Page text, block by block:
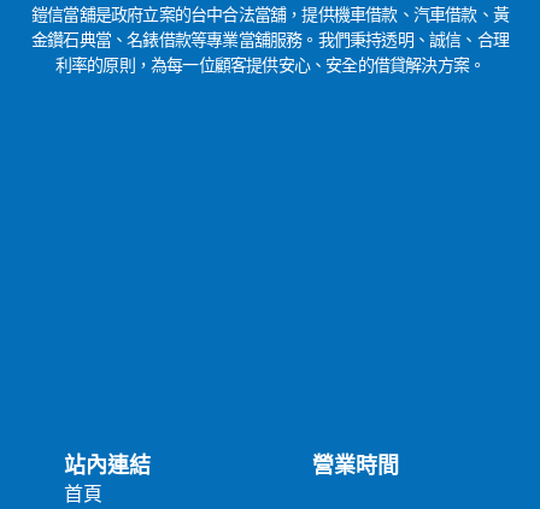
鎧信當舖是政府立案的台中合法當舖，提供機車借款、汽車借款、黃
金鑽石典當、名錶借款等專業當舖服務。我們秉持透明、誠信、合理
利率的原則，為每一位顧客提供安心、安全的借貸解決方案。
站內連結
首頁
營業時間